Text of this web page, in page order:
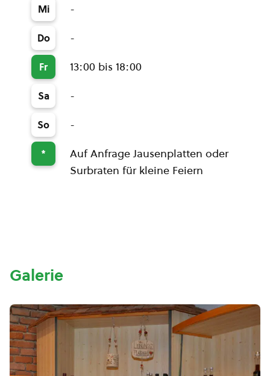
Mi -
Do -
Fr 13:00 bis 18:00
Sa -
So -
*
Auf Anfrage Jausenplatten oder
Surbraten für kleine Feiern
Galerie